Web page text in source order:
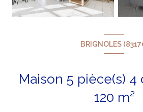
BRIGNOLES
Maison 5 pièce(s) 4 chambre(s)
120 m²